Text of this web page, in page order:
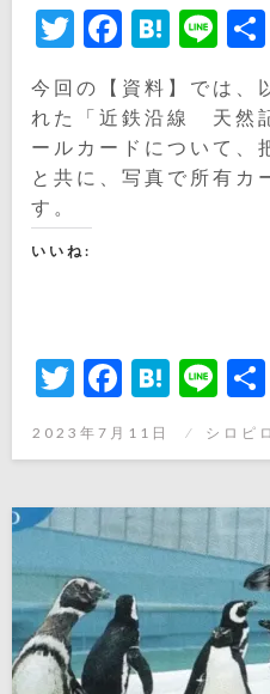
Twitter
今回の【資料】では、
れた「近鉄沿線 天然
ールカードについて、
と共に、写真で所有カ
す。
いいね:
Twitter
投
日:
2023年7月11日 シロピロ